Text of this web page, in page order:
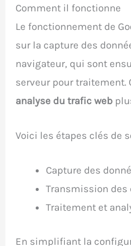
Comment il fonctionne
Le fonctionnement de
sur la capture des
navigateur, qui sont
serveur pour traitement.
analyse du trafic web
Voici les étapes clés de
Capture des
Transmission des
Traitement et
En simplifiant la